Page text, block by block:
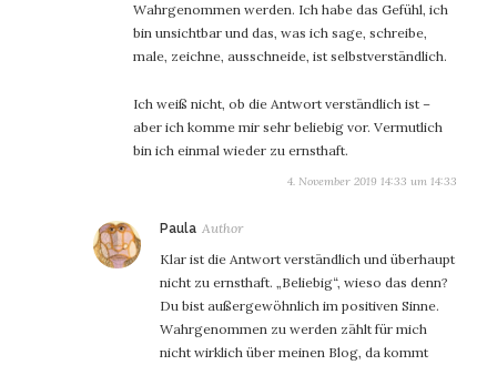
Wahrgenommen werden. Ich habe das Gefühl, ich
bin unsichtbar und das, was ich sage, schreibe,
male, zeichne, ausschneide, ist selbstverständlich.
Ich weiß nicht, ob die Antwort verständlich ist –
aber ich komme mir sehr beliebig vor. Vermutlich
bin ich einmal wieder zu ernsthaft.
4. November 2019 14:33 um 14:33
Paula sagt:
Klar ist die Antwort verständlich und überhaupt
nicht zu ernsthaft. „Beliebig“, wieso das denn?
Du bist außergewöhnlich im positiven Sinne.
Wahrgenommen zu werden zählt für mich
nicht wirklich über meinen Blog, da kommt